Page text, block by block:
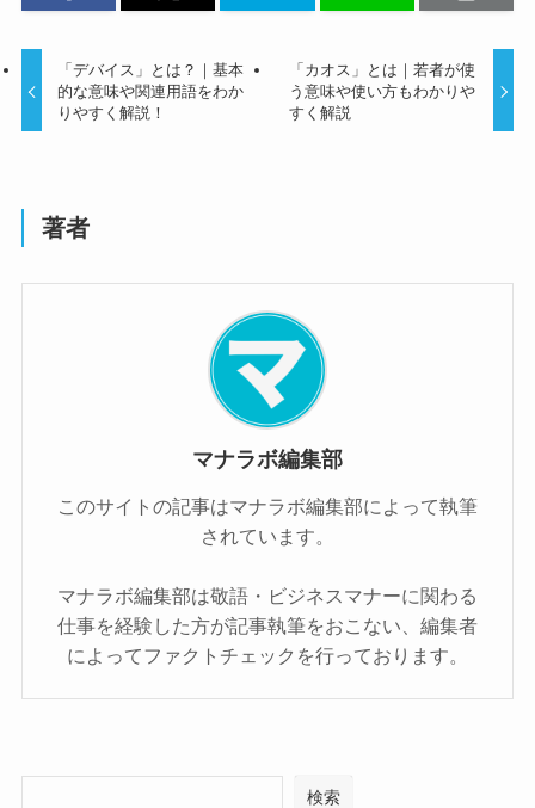
「デバイス」とは？｜基本
的な意味や関連用語をわか
りやすく解説！
「カオス」とは｜若者が使
う意味や使い方もわかりや
すく解説
著者
マナラボ編集部
このサイトの記事はマナラボ編集部によって執筆
されています。
マナラボ編集部は敬語・ビジネスマナーに関わる
仕事を経験した方が記事執筆をおこない、編集者
によってファクトチェックを行っております。
検索